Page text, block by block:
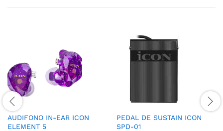
AUDIFONO IN-EAR ICON
ELEMENT 5
PEDAL DE SUSTAIN ICON
SPD-01